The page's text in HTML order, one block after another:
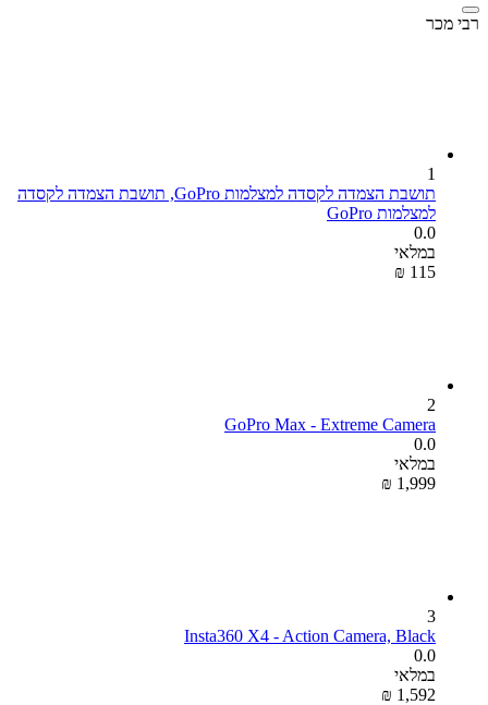
רבי מכר
1
תושבת הצמדה לקסדה למצלמות GoPro, תושבת הצמדה לקסדה
למצלמות GoPro
0.0
במלאי
₪ ‍115‍
2
GoPro Max - Extreme Camera
0.0
במלאי
₪ 1,999
3
Insta360 X4 - Action Camera, Black
0.0
במלאי
₪ 1,592